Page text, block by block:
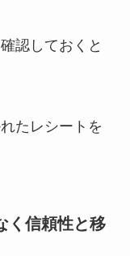
認しておくと
たレシートを
く信頼性と移